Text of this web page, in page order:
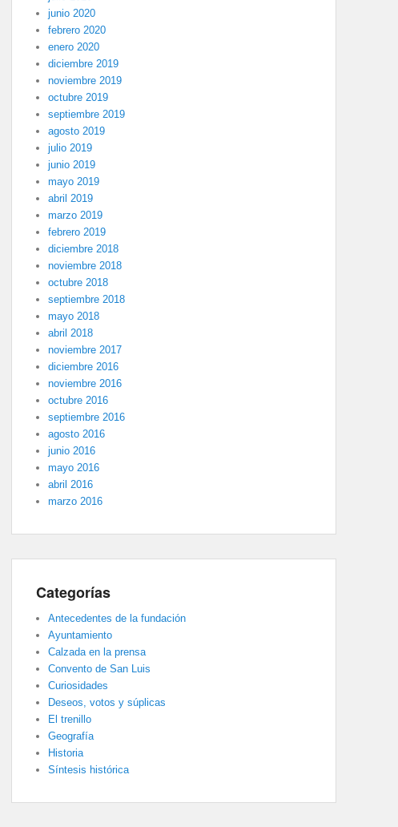
junio 2020
febrero 2020
enero 2020
diciembre 2019
noviembre 2019
octubre 2019
septiembre 2019
agosto 2019
julio 2019
junio 2019
mayo 2019
abril 2019
marzo 2019
febrero 2019
diciembre 2018
noviembre 2018
octubre 2018
septiembre 2018
mayo 2018
abril 2018
noviembre 2017
diciembre 2016
noviembre 2016
octubre 2016
septiembre 2016
agosto 2016
junio 2016
mayo 2016
abril 2016
marzo 2016
Categorías
Antecedentes de la fundación
Ayuntamiento
Calzada en la prensa
Convento de San Luis
Curiosidades
Deseos, votos y súplicas
El trenillo
Geografía
Historia
Síntesis histórica